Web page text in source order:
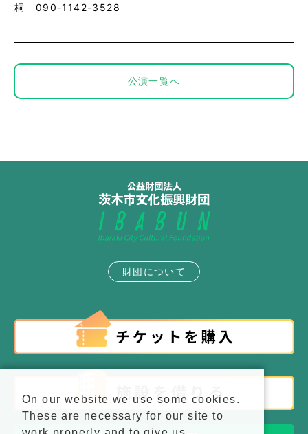
桐 090-1142-3528
公演一覧へ
財団について
On our website we use some cookies.
These are necessary for our site to